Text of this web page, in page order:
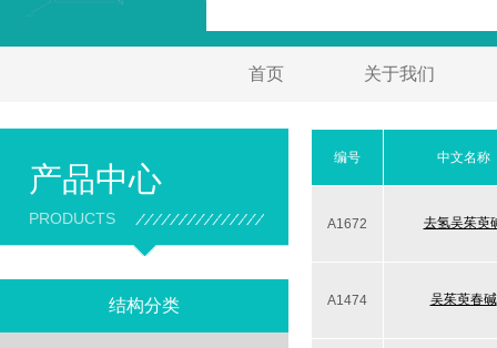
首页 关于我们
产品中心
PRODUCTS
结构分类
编号 中文名称
A1672 去氢吴茱萸
A1474 吴茱萸春碱